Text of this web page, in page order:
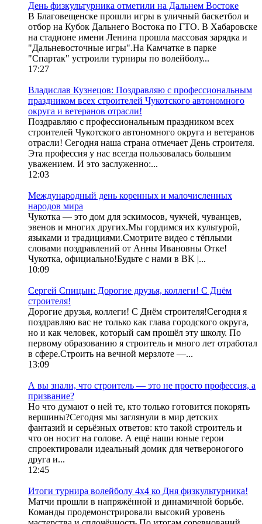
День физкультурника отметили на Дальнем Востоке
В Благовещенске прошли игры в уличный баскетбол и
отбор на Кубок Дальнего Востока по ГТО. В Хабаровске
на стадионе имени Ленина прошла массовая зарядка и
"Дальневосточные игры".На Камчатке в парке
"Спартак" устроили турниры по волейболу...
17:27
Владислав Кузнецов: Поздравляю с профессиональным
праздником всех строителей Чукотского автономного
округа и ветеранов отрасли!
Поздравляю с профессиональным праздником всех
строителей Чукотского автономного округа и ветеранов
отрасли! Сегодня наша страна отмечает День строителя.
Эта профессия у нас всегда пользовалась большим
уважением. И это заслуженно:...
12:03
Международный день коренных и малочисленных
народов мира
Чукотка — это дом для эскимосов, чукчей, чуванцев,
эвенов и многих других.Мы гордимся их культурой,
языками и традициями.Смотрите видео с тёплыми
словами поздравлений от Анны Ивановны Отке!
Чукотка, официально!Будьте с нами в BK |...
10:09
Сергей Спицын: Дорогие друзья, коллеги! С Днём
строителя!
Дорогие друзья, коллеги! С Днём строителя!Сегодня я
поздравляю вас не только как глава городского округа,
но и как человек, который сам прошёл эту школу. По
первому образованию я строитель и много лет отработал
в сфере.Строить на вечной мерзлоте —...
13:09
А вы знали, что строитель — это не просто профессия, а
призвание?
Но что думают о ней те, кто только готовится покорять
вершины?Сегодня мы заглянули в мир детских
фантазий и серьёзных ответов: кто такой строитель и
что он носит на голове. А ещё наши юные герои
спроектировали идеальный домик для четвероногого
друга и...
12:45
Итоги турнира волейболу 4х4 ко Дня физкультурника!
Матчи прошли в напряжённой и динамичной борьбе.
Команды продемонстрировали высокий уровень